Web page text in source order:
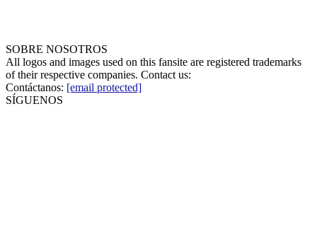
SOBRE NOSOTROS
All logos and images used on this fansite are registered trademarks
of their respective companies. Contact us:
Contáctanos: [email protected]
SÍGUENOS